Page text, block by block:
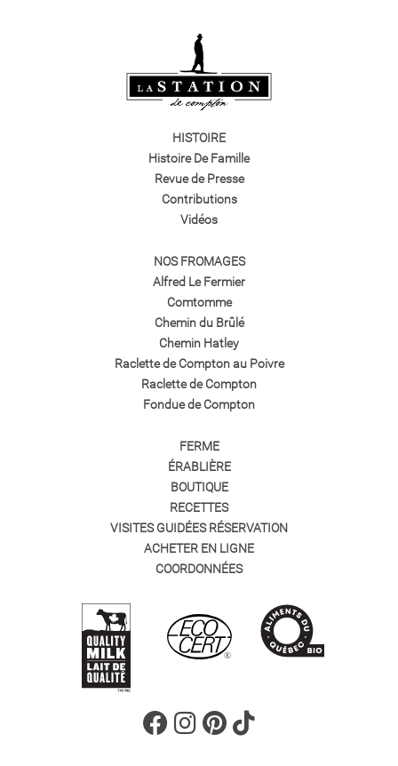
HISTOIRE
Histoire De Famille
Revue de Presse
Contributions
Vidéos
NOS FROMAGES
Alfred Le Fermier
Comtomme
Chemin du Brûlé
Chemin Hatley
Raclette de Compton au Poivre
Raclette de Compton
Fondue de Compton
FERME
ÉRABLIÈRE
BOUTIQUE
RECETTES
VISITES GUIDÉES RÉSERVATION
ACHETER EN LIGNE
COORDONNÉES